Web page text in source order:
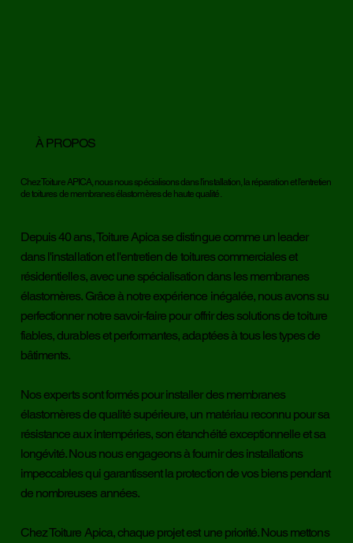
À PROPOS
Chez Toiture APICA, nous nous spécialisons dans l'installation, la réparation et l'entretien
de toitures de membranes élastomères de haute qualité.
Depuis 40 ans, Toiture Apica se distingue comme un leader
dans l'installation et l'entretien de toitures commerciales et
résidentielles, avec une spécialisation dans les membranes
élastomères. Grâce à notre expérience inégalée, nous avons su
perfectionner notre savoir-faire pour offrir des solutions de toiture
fiables, durables et performantes, adaptées à tous les types de
bâtiments.
Nos experts sont formés pour installer des membranes
élastomères de qualité supérieure, un matériau reconnu pour sa
résistance aux intempéries, son étanchéité exceptionnelle et sa
longévité. Nous nous engageons à fournir des installations
impeccables qui garantissent la protection de vos biens pendant
de nombreuses années.
Chez Toiture Apica, chaque projet est une priorité. Nous mettons